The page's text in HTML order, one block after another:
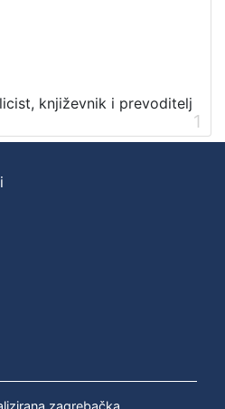
književnik i prevoditelj
1
zagrebačka